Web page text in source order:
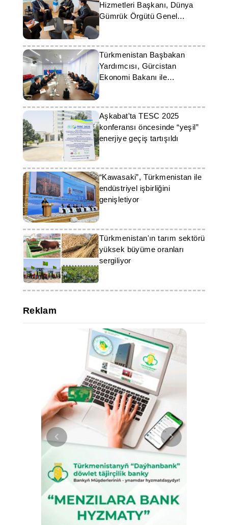
Hizmetleri Başkanı, Dünya
Gümrük Örgütü Genel
Sekreteri ile görüştü
Türkmenistan Başbakan
Yardımcısı, Gürcistan
Ekonomi Bakanı ile
görüşmelerde bulundu
Aşkabat'ta TESC 2025
konferansı öncesinde “yeşil”
enerjiye geçiş tartışıldı
“Kawasaki”, Türkmenistan ile
endüstriyel işbirliğini
genişletiyor
Türkmenistan'ın tarım sektörü
yüksek büyüme oranları
sergiliyor
Reklam